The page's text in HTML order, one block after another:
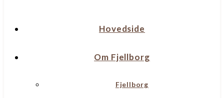
Hovedside
Om Fjellborg
Fjellborg